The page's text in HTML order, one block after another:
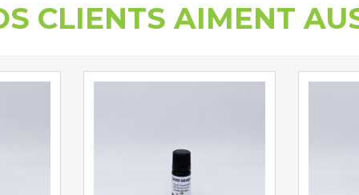
CLIENTS AIMENT